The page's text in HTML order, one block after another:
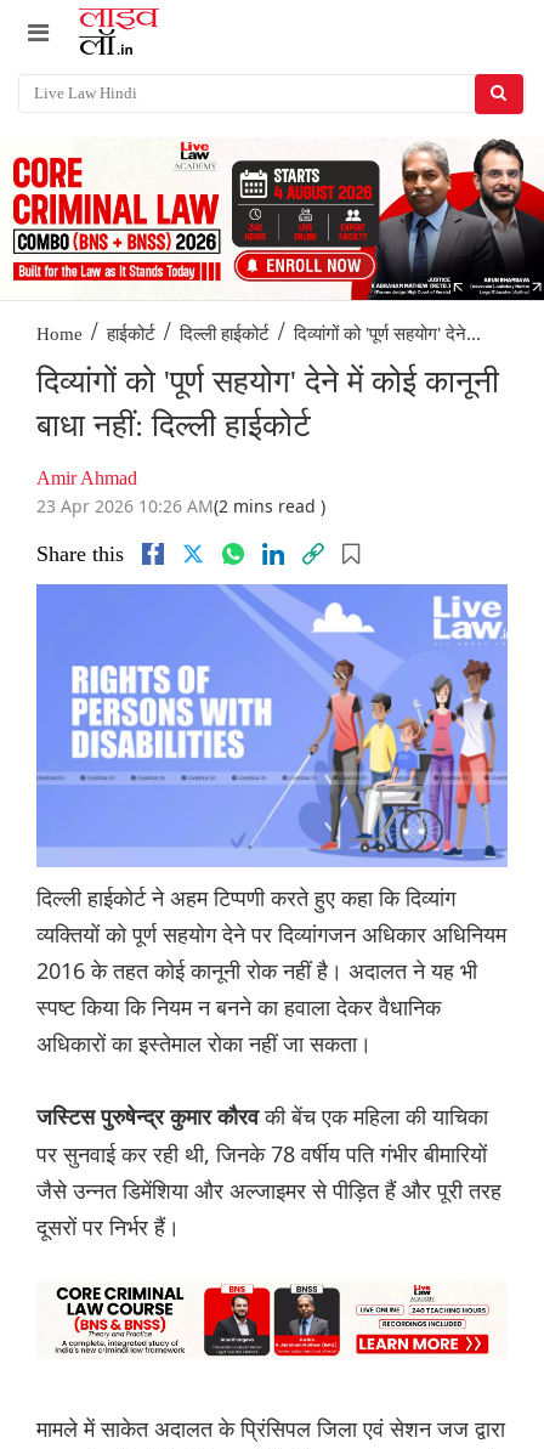
Home / हाईकोर्ट / दिल्ली हाईकोर्ट / दिव्यांगों को 'पूर्ण सहयोग' देने...
दिव्यांगों को 'पूर्ण सहयोग' देने में कोई कानूनी
बाधा नहीं: दिल्ली हाईकोर्ट
Amir Ahmad
23 Apr 2026 10:26 AM(2 mins read )
Share this
दिल्ली हाईकोर्ट ने अहम टिप्पणी करते हुए कहा कि दिव्यांग
व्यक्तियों को पूर्ण सहयोग देने पर दिव्यांगजन अधिकार अधिनियम
2016 के तहत कोई कानूनी रोक नहीं है। अदालत ने यह भी
स्पष्ट किया कि नियम न बनने का हवाला देकर वैधानिक
अधिकारों का इस्तेमाल रोका नहीं जा सकता।
जस्टिस पुरुषेन्द्र कुमार कौरवकी बेंच एक महिला की याचिका
पर सुनवाई कर रही थी, जिनके 78 वर्षीय पति गंभीर बीमारियों
जैसे उन्नत डिमेंशिया और अल्जाइमर से पीड़ित हैं और पूरी तरह
दूसरों पर निर्भर हैं।
मामले में साकेत अदालत के प्रिंसिपल जिला एवं सेशन जज द्वारा